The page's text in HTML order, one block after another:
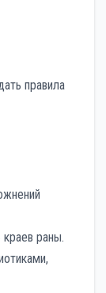
правила
раны.